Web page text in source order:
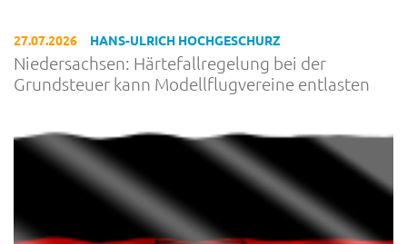
27.07.2026 HANS-ULRICH HOCHGESCHURZ
Niedersachsen: Härtefallregelung bei der
Grundsteuer kann Modellflugvereine entlasten